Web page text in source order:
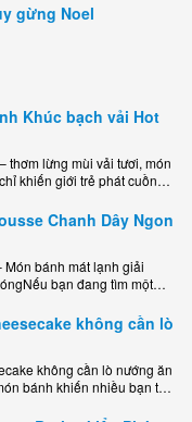
gừng Noel
Khúc bạch vải Hot
thơm lừng mùi vải tươi, món
khiến giới trẻ phát cuồng
Chanh Dây Ngon
Món bánh mát lạnh giải
bạn đang tìm một
không cần lò
không cần lò nướng ăn
bánh khiến nhiều bạn trẻ